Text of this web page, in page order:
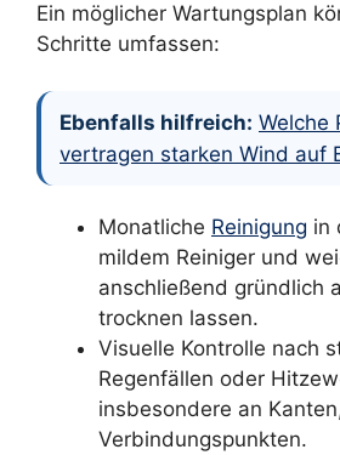
Ein möglicher Wartungsplan
Schritte umfassen:
Ebenfalls hilfreich: Welche
vertragen starken Wind auf
Monatliche Reinigung in
mildem Reiniger und
anschließend gründlich
trocknen lassen.
Visuelle Kontrolle nach
Regenfällen oder
insbesondere an
Verbindungspunkten.